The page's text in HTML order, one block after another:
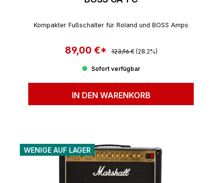
Kompakter Fußschalter für Roland und BOSS Amps
Verkaufspreis:
89,00 €* Regulärer Preis:
123,96 € (28.2%)
Sofort verfügbar
IN DEN WARENKORB
WENIGE AUF LAGER